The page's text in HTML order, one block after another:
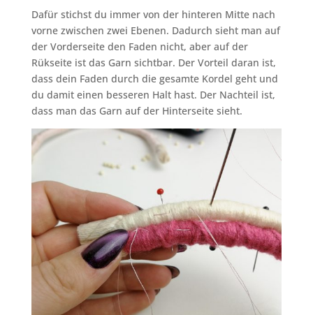
Dafür stichst du immer von der hinteren Mitte nach
vorne zwischen zwei Ebenen. Dadurch sieht man auf
der Vorderseite den Faden nicht, aber auf der
Rükseite ist das Garn sichtbar. Der Vorteil daran ist,
dass dein Faden durch die gesamte Kordel geht und
du damit einen besseren Halt hast. Der Nachteil ist,
dass man das Garn auf der Hinterseite sieht.